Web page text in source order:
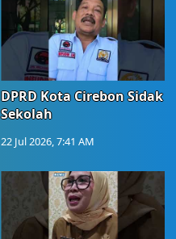
DPRD Kota Cirebon Sidak
Sekolah
22 Jul 2026, 7:41 AM